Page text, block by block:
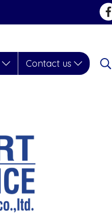
Contact us